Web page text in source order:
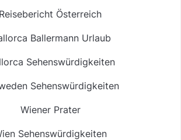
Reisebericht Österreich
Ballermann Urlaub
Sehenswürdigkeiten
Sehenswürdigkeiten
Wiener Prater
Sehenswürdigkeiten